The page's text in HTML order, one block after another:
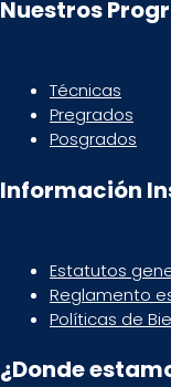
Nuestros
Técnicas
Pregrados
Posgrados
Información
Estatutos
Reglamento
Políticas de
¿Donde